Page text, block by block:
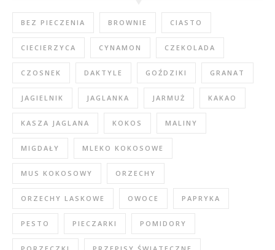
BEZ PIECZENIA BROWNIE CIASTO
CIECIERZYCA CYNAMON CZEKOLADA
CZOSNEK DAKTYLE GOŹDZIKI GRANAT
JAGIELNIK JAGLANKA JARMUŻ KAKAO
KASZA JAGLANA KOKOS MALINY
MIGDAŁY MLEKO KOKOSOWE
MUS KOKOSOWY ORZECHY
ORZECHY LASKOWE OWOCE PAPRYKA
PESTO PIECZARKI POMIDORY